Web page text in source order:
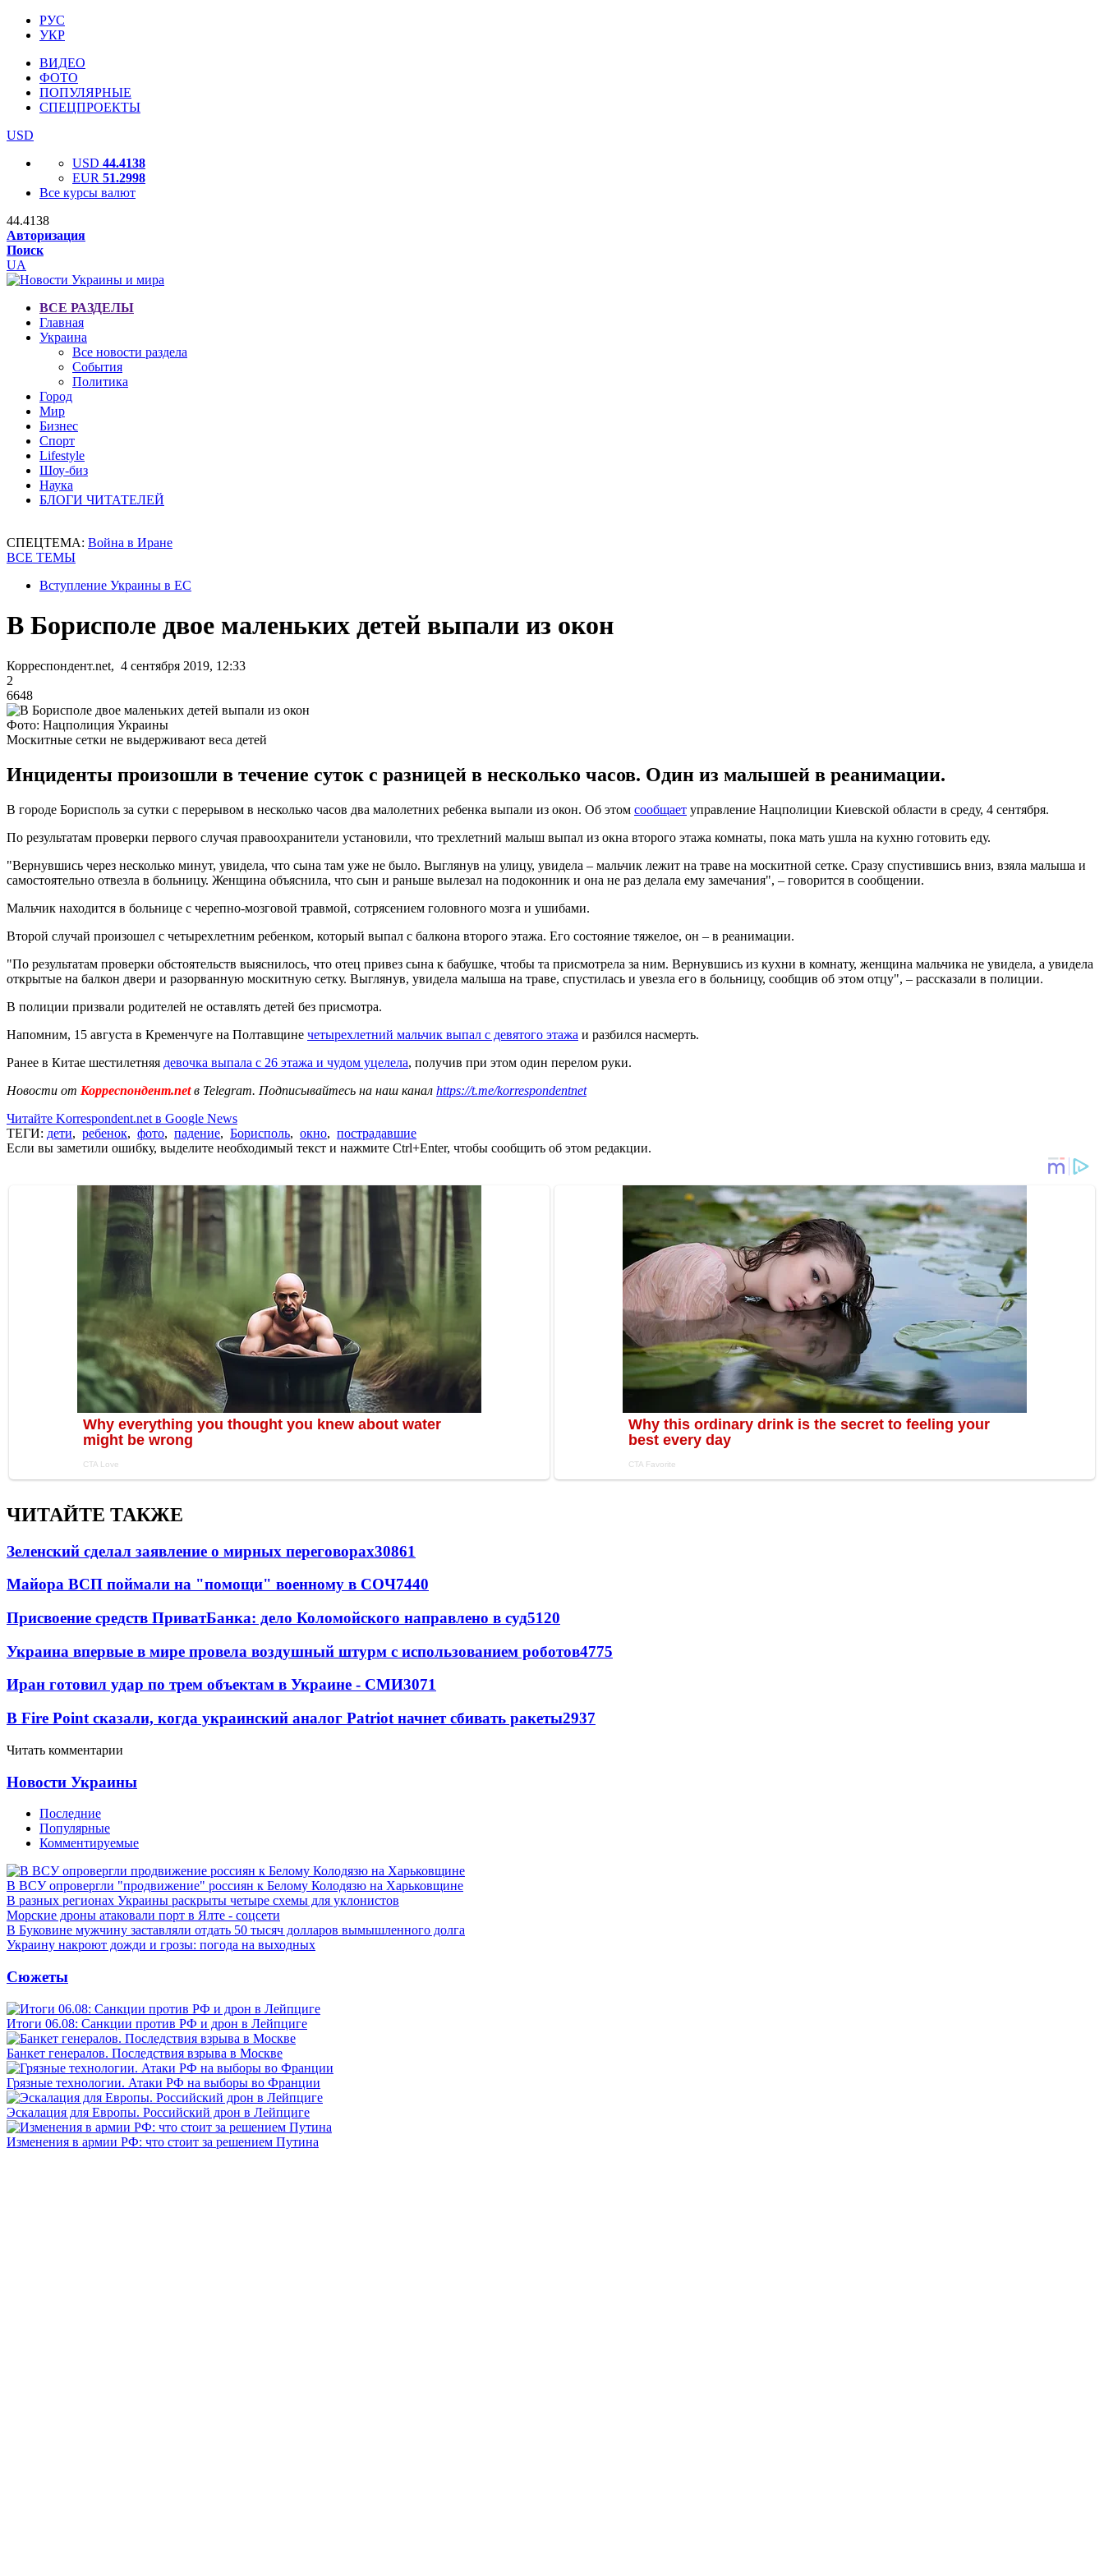
РУС
УКР
ВИДЕО
ФОТО
ПОПУЛЯРНЫЕ
СПЕЦПРОЕКТЫ
USD
USD 44.4138
EUR 51.2998
Все курсы валют
44.4138
Авторизация
Поиск
UA
ВСЕ РАЗДЕЛЫ
Главная
Украина
Все новости раздела
События
Политика
Город
Мир
Бизнес
Спорт
Lifestyle
Шоу-биз
Наука
БЛОГИ ЧИТАТЕЛЕЙ
СПЕЦТЕМА: Война в Иране
ВСЕ ТЕМЫ
Вступление Украины в ЕС
В Борисполе двое маленьких детей выпали из окон
Корреспондент.net, 4 сентября 2019, 12:33
2
6648
Фото: Нацполиция Украины
Москитные сетки не выдерживают веса детей
Инциденты произошли в течение суток с разницей в несколько часов. Один из малышей в реанимации.
В городе Борисполь за сутки с перерывом в несколько часов два малолетних ребенка выпали из окон. Об этом сообщает управление Нацполиции Киевской области в среду, 4 сентября.
По результатам проверки первого случая правоохранители установили, что трехлетний малыш выпал из окна второго этажа комнаты, пока мать ушла на кухню готовить еду.
"Вернувшись через несколько минут, увидела, что сына там уже не было. Выглянув на улицу, увидела – мальчик лежит на траве на москитной сетке. Сразу спустившись вниз, взяла малыша и
самостоятельно отвезла в больницу. Женщина объяснила, что сын и раньше вылезал на подоконник и она не раз делала ему замечания", – говорится в сообщении.
Мальчик находится в больнице с черепно-мозговой травмой, сотрясением головного мозга и ушибами.
Второй случай произошел с четырехлетним ребенком, который выпал с балкона второго этажа. Его состояние тяжелое, он – в реанимации.
"По результатам проверки обстоятельств выяснилось, что отец привез сына к бабушке, чтобы та присмотрела за ним. Вернувшись из кухни в комнату, женщина мальчика не увидела, а увидела
открытые на балкон двери и разорванную москитную сетку. Выглянув, увидела малыша на траве, спустилась и увезла его в больницу, сообщив об этом отцу", – рассказали в полиции.
В полиции призвали родителей не оставлять детей без присмотра.
Напомним, 15 августа в Кременчуге на Полтавщине четырехлетний мальчик выпал с девятого этажа и разбился насмерть.
Ранее в Китае шестилетняя девочка выпала с 26 этажа и чудом уцелела, получив при этом один перелом руки.
Новости от Корреспондент.netв Telegram. Подписывайтесь на наш канал https://t.me/korrespondentnet
Читайте Korrespondent.net в Google News
ТЕГИ: дети, ребенок, фото, падение, Борисполь, окно, пострадавшие
Если вы заметили ошибку, выделите необходимый текст и нажмите Ctrl+Enter, чтобы сообщить об этом редакции.
ЧИТАЙТЕ ТАКЖЕ
Зеленский сделал заявление о мирных переговорах30861
Майора ВСП поймали на "помощи" военному в СОЧ7440
Присвоение средств ПриватБанка: дело Коломойского направлено в суд5120
Украина впервые в мире провела воздушный штурм с использованием роботов4775
Иран готовил удар по трем объектам в Украине - СМИ3071
В Fire Point сказали, когда украинский аналог Patriot начнет сбивать ракеты2937
Читать комментарии
Новости Украины
Последние
Популярные
Комментируемые
В ВСУ опровергли "продвижение" россиян к Белому Колодязю на Харьковщине
В разных регионах Украины раскрыты четыре схемы для уклонистов
Морские дроны атаковали порт в Ялте - соцсети
В Буковине мужчину заставляли отдать 50 тысяч долларов вымышленного долга
Украину накроют дожди и грозы: погода на выходных
Сюжеты
Итоги 06.08: Санкции против РФ и дрон в Лейпциге
Банкет генералов. Последствия взрыва в Москве
Грязные технологии. Атаки РФ на выборы во Франции
Эскалация для Европы. Российский дрон в Лейпциге
Изменения в армии РФ: что стоит за решением Путина